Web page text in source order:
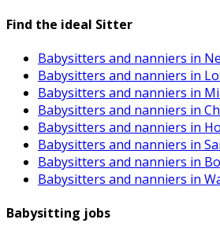
Find the ideal Sitter
Babysitters and nanniers in
Babysitters and nanniers in
Babysitters and nanniers in
Babysitters and nanniers in
Babysitters and nanniers in
Babysitters and nanniers in
Babysitters and nanniers in
Babysitters and nanniers in
Babysitting jobs